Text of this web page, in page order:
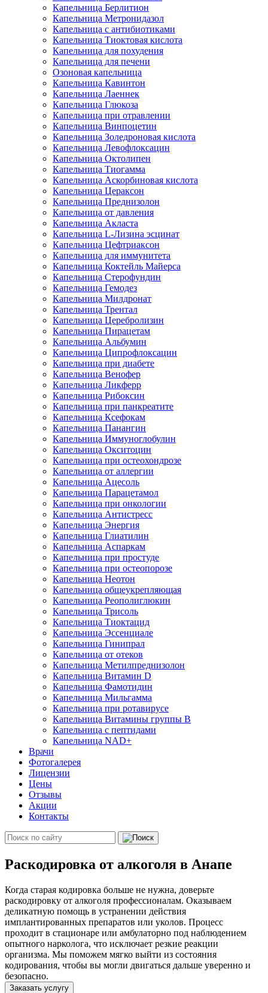
Капельница Берлитион
Капельница Метронидазол
Капельница с антибиотиками
Капельница Тиоктовая кислота
Капельница для похудения
Капельница для печени
Озоновая капельница
Капельница Кавинтон
Капельница Лаеннек
Капельница Глюкоза
Капельница при отравлении
Капельница Винпоцетин
Капельница Золедроновая кислота
Капельница Левофлоксацин
Капельница Октолипен
Капельница Тиогамма
Капельница Аскорбиновая кислота
Капельница Цераксон
Капельница Преднизолон
Капельница от давления
Капельница Акласта
Капельница L-Лизина эсцинат
Капельница Цефтриаксон
Капельница для иммунитета
Капельница Коктейль Майерса
Капельница Стерофундин
Капельница Гемодез
Капельница Милдронат
Капельница Трентал
Капельница Церебролизин
Капельница Пирацетам
Капельница Альбумин
Капельница Ципрофлоксацин
Капельница при диабете
Капельница Венофер
Капельница Ликферр
Капельница Рибоксин
Капельница при панкреатите
Капельница Ксефокам
Капельница Панангин
Капельница Иммуноглобулин
Капельница Окситоцин
Капельница при остеохондрозе
Капельница от аллергии
Капельница Ацесоль
Капельница Парацетамол
Капельница при онкологии
Капельница Антистресс
Капельница Энергия
Капельница Глиатилин
Капельница Аспаркам
Капельница при простуде
Капельница при остеопорозе
Капельница Неотон
Капельница общеукрепляющая
Капельница Реополиглюкин
Капельница Трисоль
Капельница Тиоктацид
Капельница Эссенциале
Капельница Гинипрал
Капельница от отеков
Капельница Метилпреднизолон
Капельница Витамин D
Капельница Фамотидин
Капельница Мильгамма
Капельница при ротавирусе
Капельница Витамины группы B
Капельница с пептидами
Капельница NAD+
Врачи
Фотогалерея
Лицензии
Цены
Отзывы
Акции
Контакты
Раскодировка от алкоголя в Анапе
Когда старая кодировка больше не нужна, доверьте
раскодировку от алкоголя профессионалам. Оказываем
деликатную помощь в устранении действия
имплантированных препаратов или уколов. Процесс
проходит в стационаре или амбулаторно под наблюдением
опытного нарколога, что исключает резкие реакции
организма. Мы поможем мягко выйти из состояния
кодирования, чтобы вы могли двигаться дальше уверенно и
безопасно.
Заказать услугу